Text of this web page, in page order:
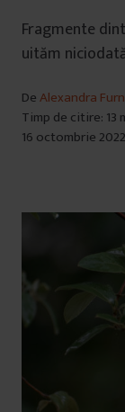
Fragmente
uităm
DeAlexandra
Timp de citire: 13
16 octombrie 2022